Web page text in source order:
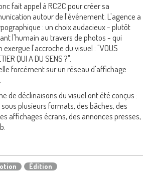
fait appel à RC2C pour créer sa
autour de l'événement. L'agence a
: un choix audacieux - plutôt
l'humain au travers de photos - qui
l'accroche du visuel : "VOUS
QUI A DU SENS ?".
forcément sur un réseau d'affichage
de déclinaisons du visuel ont été conçus :
plusieurs formats, des bâches, des
affichages écrans, des annonces presses,
Édition